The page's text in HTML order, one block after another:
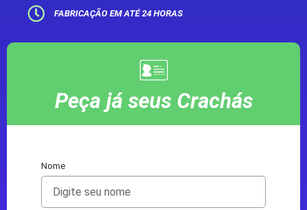
FABRICAÇÃO EM ATÉ 24 HORAS
Peça já seus Crachás
Nome